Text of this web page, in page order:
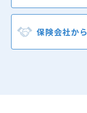
保険会社から